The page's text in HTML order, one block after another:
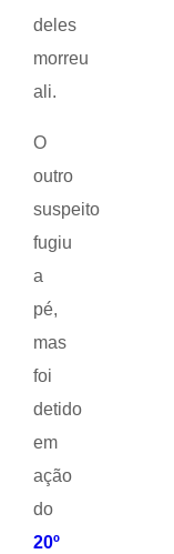
deles
morreu
ali.
O
outro
suspeito
fugiu
a
pé,
mas
foi
detido
em
ação
do
20º